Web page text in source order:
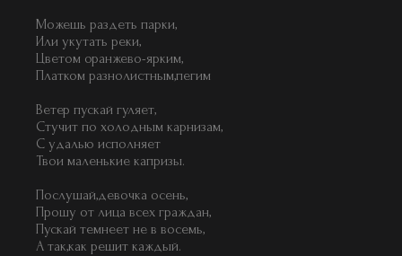
Можешь раздеть парки,
Или укутать реки,
Цветом оранжево-ярким,
Платком разнолистным,пегим
Ветер пускай гуляет,
Стучит по холодным карнизам,
С удалью исполняет
Твои маленькие капризы.
Послушай,девочка осень,
Прошу от лица всех граждан,
Пускай темнеет не в восемь,
А так,как решит каждый.